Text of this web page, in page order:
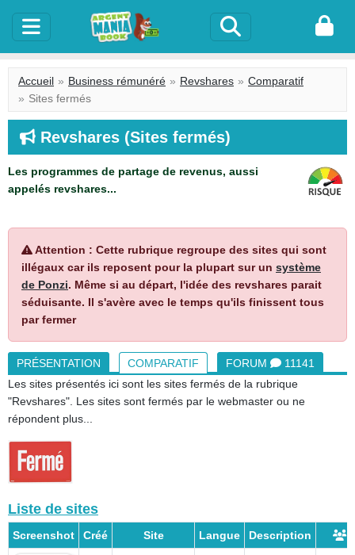
Accueil Business rémunéré Revshares
Comparatif
Sites fermés
Revshares (Sites fermés)
Les programmes de partage de revenus, aussi
appelés revshares...
Attention : Cette rubrique regroupe des sites qui sont
illégaux car ils reposent pour la plupart sur un système
de Ponzi. Même si au départ, l'idée des revshares parait
séduisante. Il s'avère avec le temps qu'ils finissent tous
par fermer
PRÉSENTATION COMPARATIF FORUM
11141
Les sites présentés ici sont les sites fermés de la rubrique
"Revshares". Les sites sont fermés par le webmaster ou ne
répondent plus...
Liste de sites
Screenshot Créé Site Langue Description